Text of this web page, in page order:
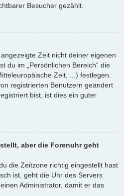
Besucher gezählt.
Zeit nicht deiner eigenen
du im „Persönlichen Bereich“ die
Zeit, ...) festlegen.
registrierten Benutzern geändert
bist, ist dies ein guter
aber die Forenuhr geht
die Zeitzone richtig eingestellt hast
ist, geht die Uhr des Servers
Administrator, damit er das